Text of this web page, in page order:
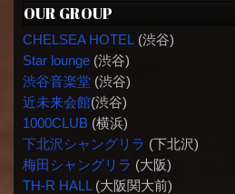
OUR GROUP
CHELSEA HOTEL (渋谷)
Star lounge(渋谷)
渋谷音楽堂(渋谷)
近未来会館(渋谷)
1000CLUB(横浜)
下北沢シャングリラ (下北沢)
梅田シャングリラ (大阪)
TH-R HALL(大阪関大前)